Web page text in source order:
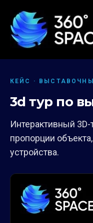
КЕЙС ·
3d тур по
Интерактивный
пропорции
устройства.